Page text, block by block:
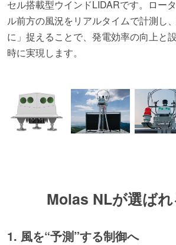
セル搭載型ウインドLIDARです。ロー
ル前方の風況をリアルタイムで計測し
に」捉えることで、発電効率の向上と
時に実現します。
Molas NLが選ば
1. 風を“予測”する制御へ